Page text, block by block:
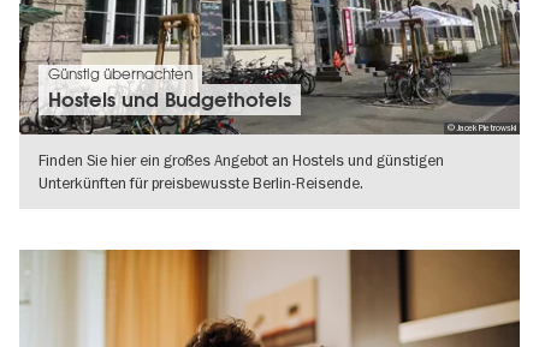
© Jacek Pietrowski
Günstig übernachten
Hostels und Budgethotels
Finden Sie hier ein großes Angebot an Hostels und günstigen
Unterkünften für preisbewusste Berlin-Reisende.